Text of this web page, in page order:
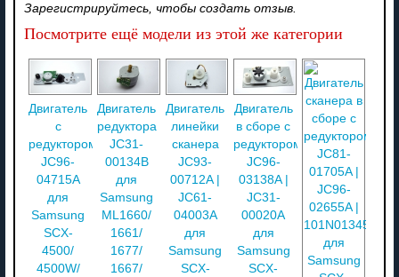
Зарегистрируйтесь, чтобы создать отзыв.
Посмотрите ещё модели из этой же категории
Двигатель
с
редуктором
JC96-
04715A
для
Samsung
SCX-
4500/
4500W/
Двигатель
редуктора
JC31-
00134B
для
Samsung
ML1660/
1661/
1677/
1667/
Двигатель
линейки
сканера
JC93-
00712A |
JC61-
04003A
для
Samsung
SCX-
Двигатель
в сборе с
редуктором
JC96-
03138A |
JC31-
00020A
для
Samsung
SCX-